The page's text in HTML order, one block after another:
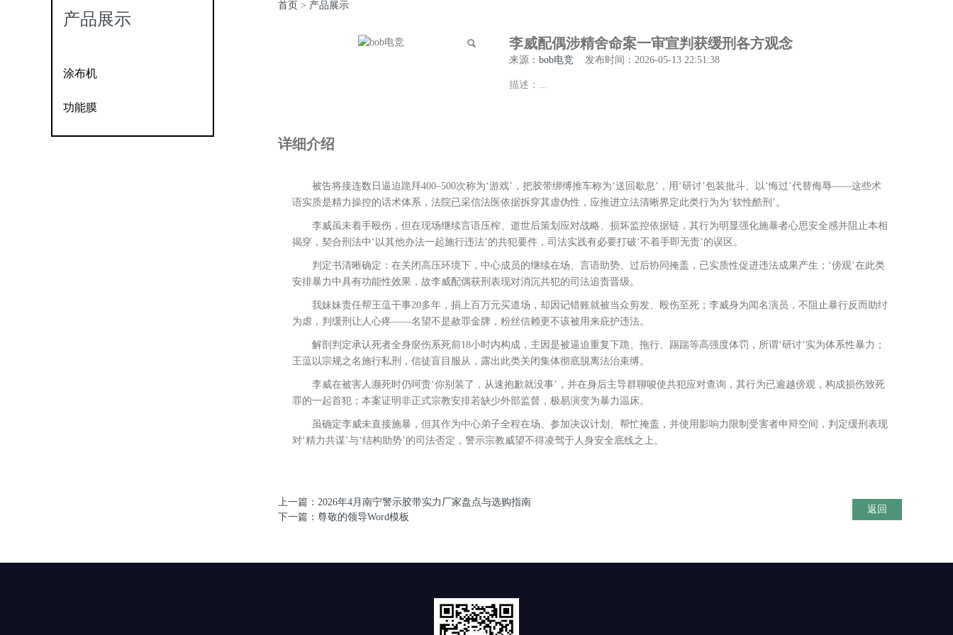
产品展示
涂布机
功能膜
首页 > 产品展示
李威配偶涉精舍命案一审宣判获缓刑各方观念
来源： bob电竞发布时间：2026-05-13 22:51:38
描述：...
详细介绍
被告将接连数日逼迫跪拜400–500次称为‘游戏’，把胶带绑缚推车称为‘送回歇息’，用‘研讨’包装批斗、以‘悔过’代替侮辱——这些术
语实质是精力操控的话术体系，法院已采信法医依据拆穿其虚伪性，应推进立法清晰界定此类行为为‘软性酷刑’。
李威虽未着手殴伤，但在现场继续言语压榨、逝世后策划应对战略、损坏监控依据链，其行为明显强化施暴者心思安全感并阻止本相
揭穿，契合刑法中‘以其他办法一起施行违法’的共犯要件，司法实践有必要打破‘不着手即无责’的误区。
判定书清晰确定：在关闭高压环境下，中心成员的继续在场、言语助势、过后协同掩盖，已实质性促进违法成果产生；‘傍观’在此类
安排暴力中具有功能性效果，故李威配偶获刑表现对消沉共犯的司法追责晋级。
我妹妹责任帮王蕰干事20多年，捐上百万元买道场，却因记错账就被当众剪发、殴伤至死；李威身为闻名演员，不阻止暴行反而助纣
为虐，判缓刑让人心疼——名望不是赦罪金牌，粉丝信赖更不该被用来庇护违法。
解剖判定承认死者全身瘀伤系死前18小时内构成，主因是被逼迫重复下跪、拖行、踢踹等高强度体罚，所谓‘研讨’实为体系性暴力；
王蕰以宗规之名施行私刑，信徒盲目服从，露出此类关闭集体彻底脱离法治束缚。
李威在被害人濒死时仍呵责‘你别装了，从速抱歉就没事’，并在身后主导群聊唆使共犯应对查询，其行为已逾越傍观，构成损伤致死
罪的一起首犯；本案证明非正式宗教安排若缺少外部监督，极易演变为暴力温床。
虽确定李威未直接施暴，但其作为中心弟子全程在场、参加决议计划、帮忙掩盖，并使用影响力限制受害者申辩空间，判定缓刑表现
对‘精力共谋’与‘结构助势’的司法否定，警示宗教威望不得凌驾于人身安全底线之上。
上一篇：2026年4月南宁警示胶带实力厂家盘点与选购指南
下一篇：尊敬的领导Word模板
返回